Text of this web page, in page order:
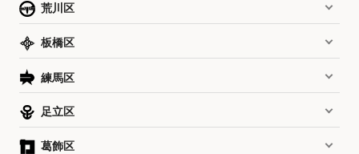
荒川区
板橋区
練馬区
足立区
葛飾区